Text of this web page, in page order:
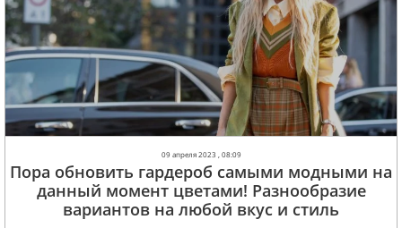
09 апреля 2023 , 08:09
Пора обновить гардероб самыми модными на
данный момент цветами! Разнообразие
вариантов на любой вкус и стиль